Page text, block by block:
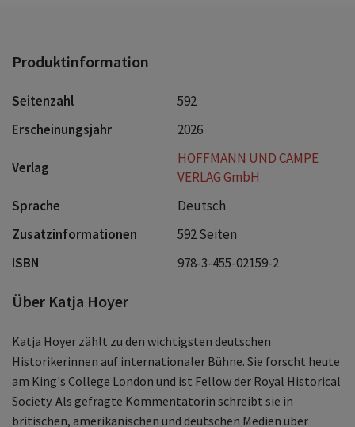
Produktinformation
Seitenzahl
592
Erscheinungsjahr
2026
Verlag
HOFFMANN UND CAMPE
VERLAG GmbH
Sprache
Deutsch
Zusatzinformationen
592 Seiten
ISBN
978-3-455-02159-2
Über Katja Hoyer
Katja Hoyer zählt zu den wichtigsten deutschen
Historikerinnen auf internationaler Bühne. Sie forscht heute
am King's College London und ist Fellow der Royal Historical
Society. Als gefragte Kommentatorin schreibt sie in
britischen, amerikanischen und deutschen Medien über